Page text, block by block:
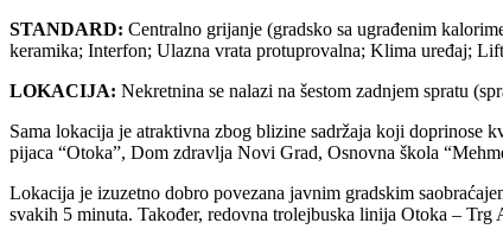
STANDARD: Centralno grijanje (gradsko sa ugrađenim
keramika; Interfon; Ulazna vrata protuprovalna; Klima uređaj;
LOKACIJA: Nekretnina se nalazi na šestom zadnjem spratu
Sama lokacija je atraktivna zbog blizine sadržaja koji doprinose
pijaca “Otoka”, Dom zdravlja Novi Grad, Osnovna škola
Lokacija je izuzetno dobro povezana javnim gradskim
svakih 5 minuta. Također, redovna trolejbuska linija Otoka – Trg